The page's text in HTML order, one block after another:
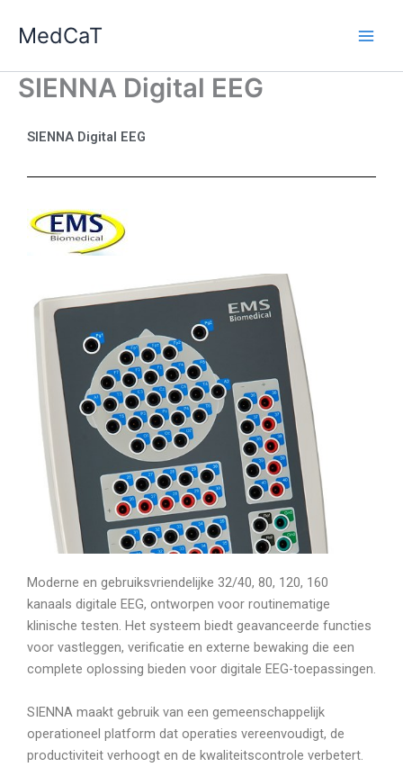
naar
inhoud
MedCaT
SIENNA Digital EEG
SIENNA Digital EEG
Moderne en gebruiksvriendelijke 32/40, 80, 120, 160
kanaals digitale EEG, ontworpen voor routinematige
klinische testen. Het systeem biedt geavanceerde functies
voor vastleggen, verificatie en externe bewaking die een
complete oplossing bieden voor digitale EEG-toepassingen.
SIENNA maakt gebruik van een gemeenschappelijk
operationeel platform dat operaties vereenvoudigt, de
productiviteit verhoogt en de kwaliteitscontrole verbetert.